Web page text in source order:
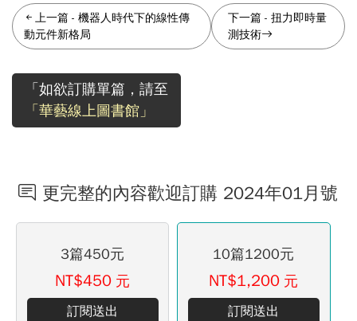
上一篇 - 機器人時代下的線性傳
動元件新格局
下一篇 -扭力即時量
測技術
「如欲訂購單篇，請至
「華藝線上圖書館」
更完整的內容歡迎訂購 2024年01月號
3篇450元
NT$450 元
訂閱送出
10篇1200元
NT$1,200 元
訂閱送出